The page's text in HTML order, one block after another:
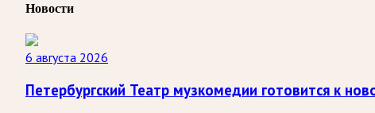
Новости
6 августа 2026
Петербургский Театр музкомедии готовится к